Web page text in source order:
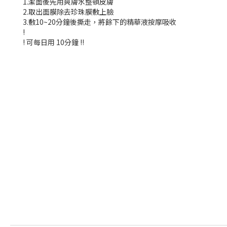
2.取出面膜除去珍珠膜敷上臉
3.敷10~20分鐘後撕走，將餘下的精華液按摩吸收
!
! 可每日用 10分鐘 !!